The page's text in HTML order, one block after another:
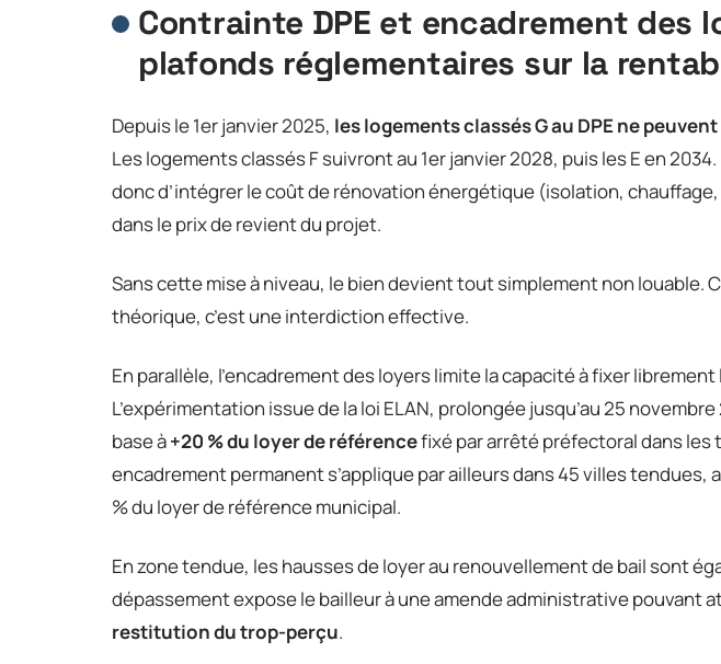
Contrainte DPE et encadrement des
plafonds réglementaires sur la
Depuis le 1er janvier 2025, les logements classés G au DPE ne
Les logements classés F suivront au 1er janvier 2028, puis les E en
donc d’intégrer le coût de rénovation énergétique (isolation,
dans le prix de revient du projet.
Sans cette mise à niveau, le bien devient tout simplement non louable.
théorique, c’est une interdiction effective.
En parallèle, l’encadrement des loyers limite la capacité à fixer
L’expérimentation issue de la loi ELAN, prolongée jusqu’au 25
base à+20 % du loyer de référencefixé par arrêté préfectoral dans
encadrement permanent s’applique par ailleurs dans 45 villes tendues,
% du loyer de référence municipal.
En zone tendue, les hausses de loyer au renouvellement de bail sont
dépassement expose le bailleur à une amende administrative pouvant
restitution du trop-perçu.